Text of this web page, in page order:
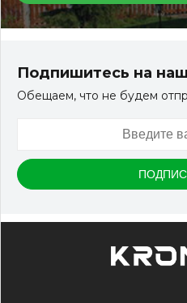
Подпишитесь на
Обещаем, что не будем